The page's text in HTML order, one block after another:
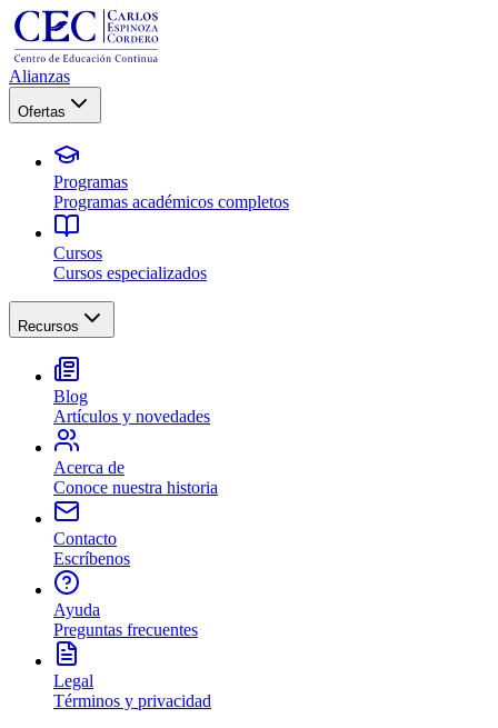
Alianzas
Ofertas
Programas
Programas académicos completos
Cursos
Cursos especializados
Recursos
Blog
Artículos y novedades
Acerca de
Conoce nuestra historia
Contacto
Escríbenos
Ayuda
Preguntas frecuentes
Legal
Términos y privacidad